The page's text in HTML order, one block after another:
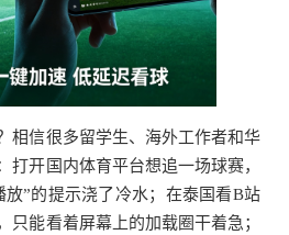
相信很多留学生、海外工作者和华
打开国内体育平台想追一场球赛，
放”的提示浇了冷水；在泰国看B站
只能看着屏幕上的加载圈干着急；